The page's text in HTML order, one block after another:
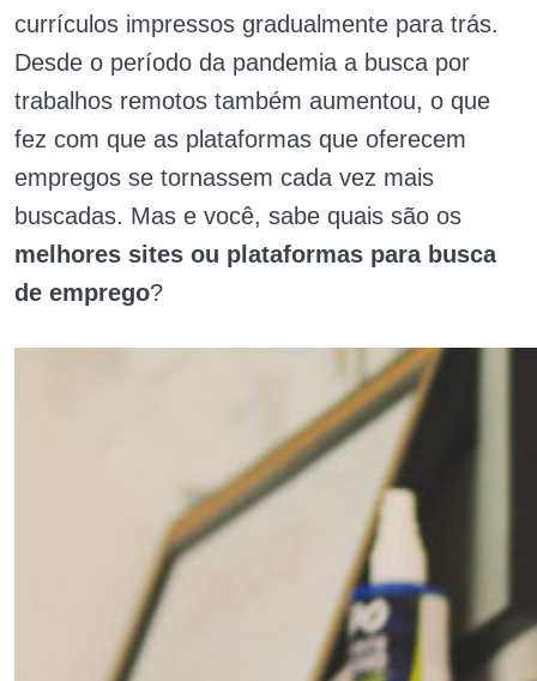
currículos impressos gradualmente para trás.
Desde o período da pandemia a busca por
trabalhos remotos também aumentou, o que
fez com que as plataformas que oferecem
empregos se tornassem cada vez mais
buscadas. Mas e você, sabe quais são os
melhores sites ou plataformas para busca
de emprego?